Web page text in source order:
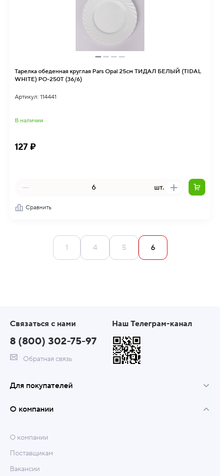
Тарелка обеденная круглая Pars Opal 25см ТИДАЛ БЕЛЫЙ (TIDAL
WHITE) PO-250T (36/6)
Артикул: 114441
В наличии
127 ₽
шт.
Сравнить
1 4 5 6
Связаться с нами
8 (800) 302-75-97
Обратная связь
Наш Телеграм-канал
Для покупателей
О компании
О компании
Поставщикам
Вакансии